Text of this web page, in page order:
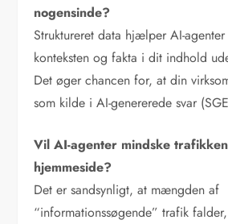
nogensinde?
Struktureret data hjælper AI-
konteksten og fakta i dit indhold
Det øger chancen for, at din
som kilde i AI-genererede svar
Vil AI-agenter mindske
hjemmeside?
Det er sandsynligt, at mængden af
“informationssøgende” trafik